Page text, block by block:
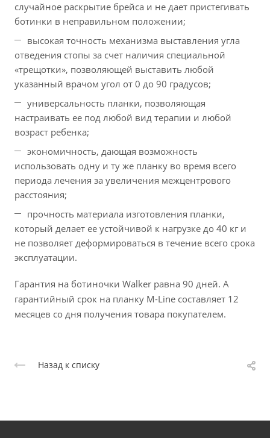
случайное раскрытие брейса и не дает пристегивать
ботинки в неправильном положении;
высокая точность механизма выставления угла
отведения стопы за счет наличия специальной
«трещотки», позволяющей выставить любой
указанный врачом угол от 0 до 90 градусов;
универсальность планки, позволяющая
настраивать ее под любой вид терапии и любой
возраст ребенка;
экономичность, дающая возможность
использовать одну и ту же планку во время всего
периода лечения за увеличения межцентрового
расстояния;
прочность материала изготовления планки,
который делает ее устойчивой к нагрузке до 40 кг и
не позволяет деформироваться в течение всего срока
эксплуатации.
Гарантия на ботиночки Walker равна 90 дней. А
гарантийный срок на планку M-Line составляет 12
месяцев со дня получения товара покупателем.
Назад к списку